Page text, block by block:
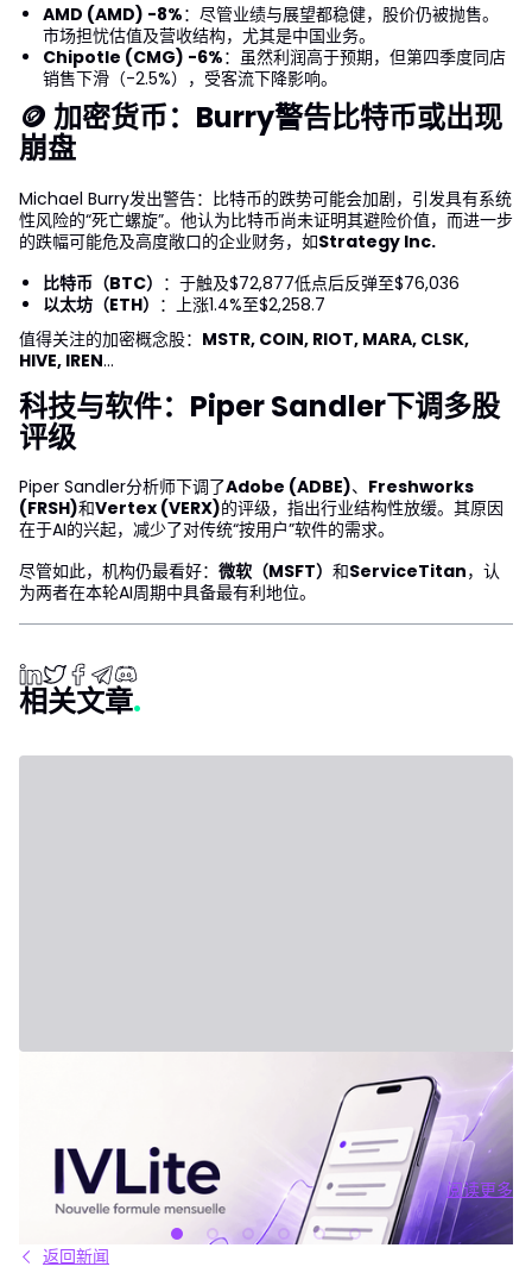
AMD (AMD) -8%：尽管业绩与展望都稳健，股价仍被抛售。
市场担忧估值及营收结构，尤其是中国业务。
Chipotle (CMG) -6%：虽然利润高于预期，但第四季度同店
销售下滑（-2.5%），受客流下降影响。
🪙 加密货币：Burry警告比特币或出现
崩盘
Michael Burry发出警告：比特币的跌势可能会加剧，引发具有系统
性风险的“死亡螺旋”。他认为比特币尚未证明其避险价值，而进一步
的跌幅可能危及高度敞口的企业财务，如Strategy Inc.
比特币（BTC） ：于触及$72,877低点后反弹至$76,036
以太坊（ETH） ：上涨1.4%至$2,258.7
值得关注的加密概念股： MSTR, COIN, RIOT, MARA, CLSK,
HIVE, IREN...
科技与软件：Piper Sandler下调多股
评级
Piper Sandler分析师下调了Adobe (ADBE)、 Freshworks
(FRSH)和Vertex (VERX)的评级，指出行业结构性放缓。其原因
在于AI的兴起，减少了对传统“按用户”软件的需求。
尽管如此，机构仍最看好： 微软（MSFT） 和ServiceTitan，认
为两者在本轮AI周期中具备最有利地位。
相关文章
IVLite：IVT精华通知，每月仅29欧元 清晰的计划、市场简报和回
顾，直接送达您的手机与电脑，仅此而已。 问题不在于信息匮乏，
而是过剩。每天都有数十种分析、相互矛盾的观点和信号交织在市
场中。结果就是：你推迟，把事情留到“以后”，最后只能被动应对市
场，而不是主动掌控。 IVLite正是基于这个现象而诞生的。每月
29€，只为你提供一件事：IVT的核心内容通知。 IVLite究竟是什
么？ IVLite即IVT通知的访问权，仅此而已。 具体来说，你会在手机
和电脑上收到IVT教练们制作的清晰计划、短期及中期简报和市场回
阅读更多
阅读
返回新闻